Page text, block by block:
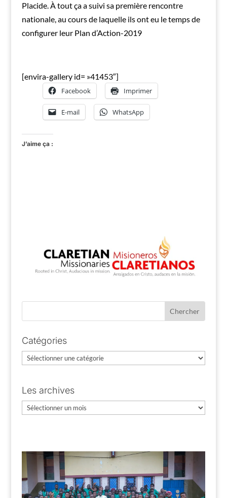
Placide. À tout ça a suivi sa première rencontre
nationale, au cours de laquelle ils ont eu le temps de
configurer leur Plan d’Action-2019
[envira-gallery id= »41453″]
Facebook Imprimer
E-mail WhatsApp
J’aime ça :
Catégories
Catégories
Les archives
Les